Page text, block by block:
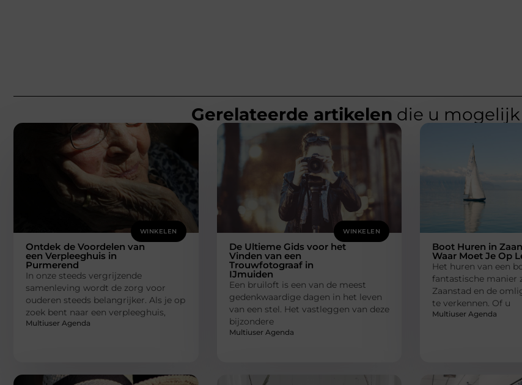
Gerelateerde artikelen die u
WINKELEN
Ontdek de Voordelen van
een Verpleeghuis in
Purmerend
In onze steeds vergrijzende
samenleving wordt de zorg voor
ouderen steeds belangrijker. Als je op
zoek bent naar een verpleeghuis,
Multiuser Agenda
WINKELEN
De Ultieme Gids voor het
Vinden van een
Trouwfotograaf in
IJmuiden
Een bruiloft is een van de meest
gedenkwaardige dagen in het leven
van een stel. Het vastleggen van deze
bijzondere
Multiuser Agenda
Boot Huren in
Waar Moet Je Op
Het huren van een
fantastische manier
Zaanstad en de
te verkennen. Of u
Multiuser Agenda